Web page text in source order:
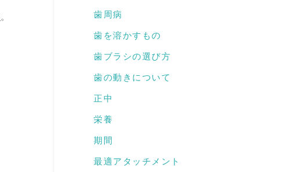
。 歯周病
歯を溶かすもの
歯ブラシの選び方
歯の動きについて
正中
栄養
期間
最適アタッチメント